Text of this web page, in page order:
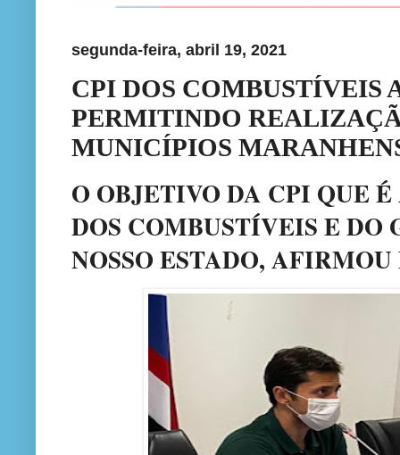
segunda-feira, abril 19, 2021
CPI DOS COMBUSTÍVEIS
PERMITINDO
MUNICÍPIOS
O OBJETIVO DA CPI QUE
DOS COMBUSTÍVEIS E DO
NOSSO ESTADO,